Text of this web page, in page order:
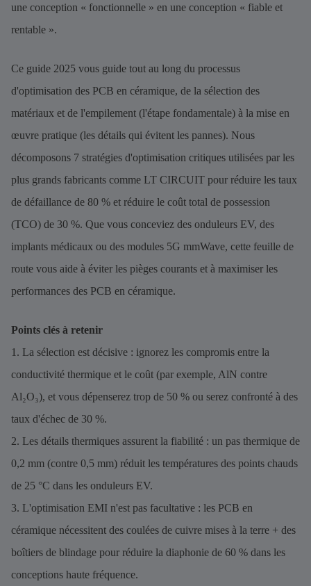
une conception « fonctionnelle » en une conception « fiable et
rentable ».
Ce guide 2025 vous guide tout au long du processus
d'optimisation des PCB en céramique, de la sélection des
matériaux et de l'empilement (l'étape fondamentale) à la mise en
œuvre pratique (les détails qui évitent les pannes). Nous
décomposons 7 stratégies d'optimisation critiques utilisées par les
plus grands fabricants comme LT CIRCUIT pour réduire les taux
de défaillance de 80 % et réduire le coût total de possession
(TCO) de 30 %. Que vous conceviez des onduleurs EV, des
implants médicaux ou des modules 5G mmWave, cette feuille de
route vous aide à éviter les pièges courants et à maximiser les
performances des PCB en céramique.
Points clés à retenir
1. La sélection est décisive : ignorez les compromis entre la
conductivité thermique et le coût (par exemple, AlN contre
Al₂O₃), et vous dépenserez trop de 50 % ou serez confronté à des
taux d'échec de 30 %.
2. Les détails thermiques assurent la fiabilité : un pas thermique de
0,2 mm (contre 0,5 mm) réduit les températures des points chauds
de 25 °C dans les onduleurs EV.
3. L'optimisation EMI n'est pas facultative : les PCB en
céramique nécessitent des coulées de cuivre mises à la terre + des
boîtiers de blindage pour réduire la diaphonie de 60 % dans les
conceptions haute fréquence.